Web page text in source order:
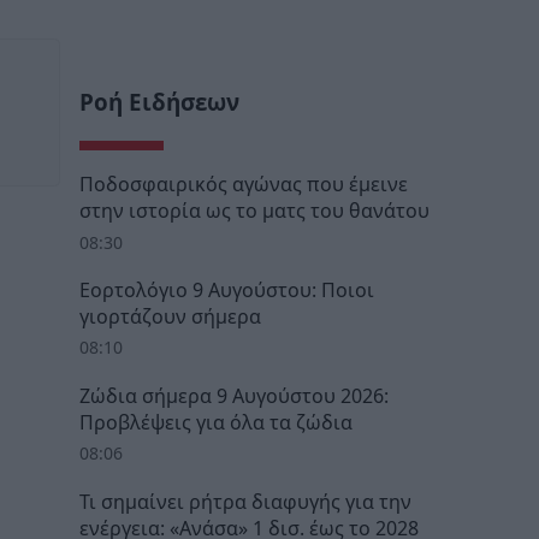
Ροή Ειδήσεων
Ποδοσφαιρικός αγώνας που έμεινε
στην ιστορία ως το ματς του θανάτου
08:30
Εορτολόγιο 9 Αυγούστου: Ποιοι
γιορτάζουν σήμερα
08:10
Ζώδια σήμερα 9 Αυγούστου 2026:
Προβλέψεις για όλα τα ζώδια
08:06
Τι σημαίνει ρήτρα διαφυγής για την
ενέργεια: «Ανάσα» 1 δισ. έως το 2028